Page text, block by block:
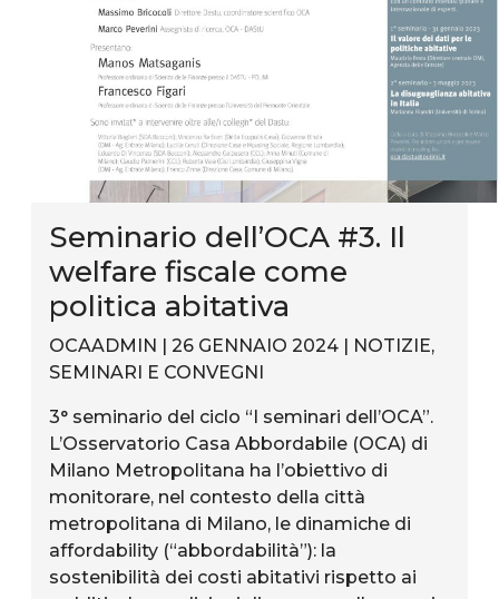
Seminario dell’OCA #3. Il
welfare fiscale come
politica abitativa
OCAADMIN | 26 GENNAIO 2024 | NOTIZIE,
SEMINARI E CONVEGNI
3° seminario del ciclo “I seminari dell’OCA”.
L’Osservatorio Casa Abbordabile (OCA) di
Milano Metropolitana ha l’obiettivo di
monitorare, nel contesto della città
metropolitana di Milano, le dinamiche di
affordability (“abbordabilità”): la
sostenibilità dei costi abitativi rispetto ai